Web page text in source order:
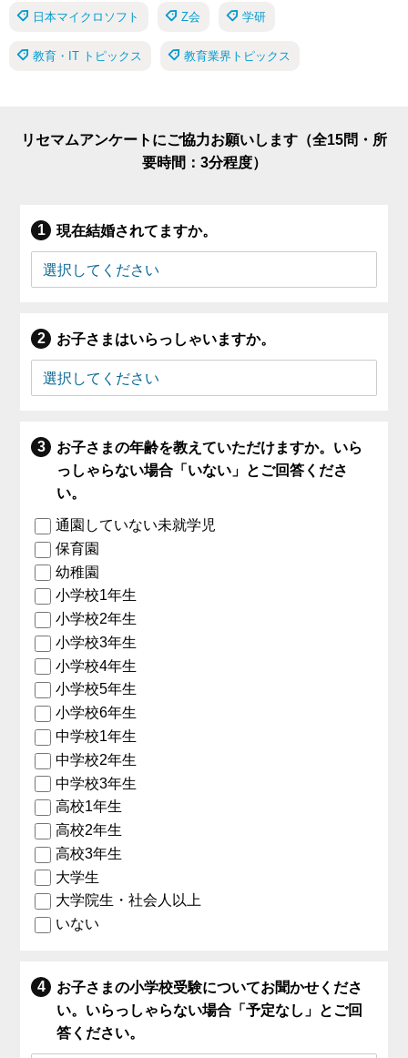
日本マイクロソフト Z会 学研
教育・IT トピックス 教育業界トピックス
リセマムアンケートにご協力お願いします（全15問・所
要時間：3分程度）
現在結婚されてますか。
お子さまはいらっしゃいますか。
お子さまの年齢を教えていただけますか。いら
っしゃらない場合「いない」とご回答くださ
い。
通園していない未就学児
保育園
幼稚園
小学校1年生
小学校2年生
小学校3年生
小学校4年生
小学校5年生
小学校6年生
中学校1年生
中学校2年生
中学校3年生
高校1年生
高校2年生
高校3年生
大学生
大学院生・社会人以上
いない
お子さまの小学校受験についてお聞かせくださ
い。いらっしゃらない場合「予定なし」とご回
答ください。